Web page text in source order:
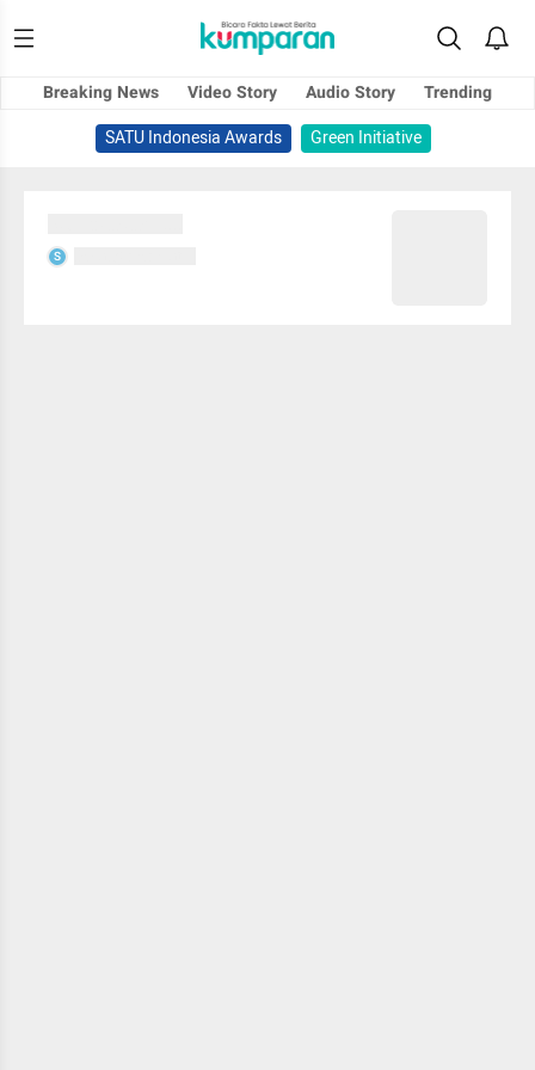
Breaking News Video Story Audio Story
Trending
SATU Indonesia Awards
Green Initiative
S